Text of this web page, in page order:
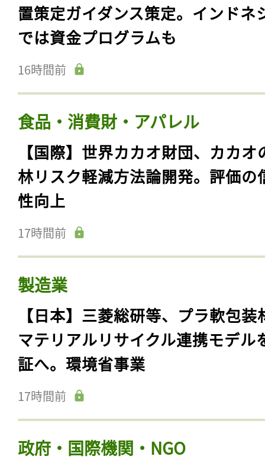
置策定ガイダンス策定。インドネ
では資金プログラムも
16時間前
食品・消費財・アパレル
【国際】世界カカオ財団、カカオ
林リスク軽減方法論開発。評価の
性向上
17時間前
製造業
【日本】三菱総研等、プラ軟包装
マテリアルリサイクル連携モデル
証へ。環境省事業
17時間前
政府・国際機関・NGO